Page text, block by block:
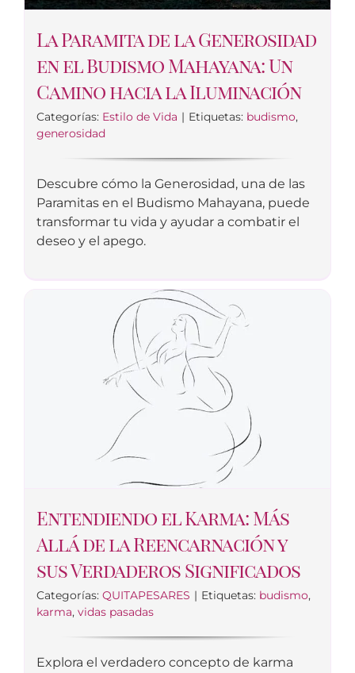
La Paramita de la Generosidad
en el Budismo Mahayana: Un
Camino hacia la Iluminación
Categorías: Estilo de Vida | Etiquetas: budismo,
generosidad
Descubre cómo la Generosidad, una de las
Paramitas en el Budismo Mahayana, puede
transformar tu vida y ayudar a combatir el
deseo y el apego.
Entendiendo el Karma: Más
Allá de la Reencarnación y
sus Verdaderos Significados
Categorías: QUITAPESARES | Etiquetas: budismo,
karma, vidas pasadas
Explora el verdadero concepto de karma